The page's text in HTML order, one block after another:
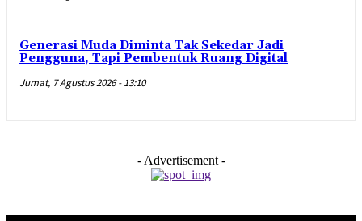
Generasi Muda Diminta Tak Sekedar Jadi
Pengguna, Tapi Pembentuk Ruang Digital
Jumat, 7 Agustus 2026 - 13:10
- Advertisement -